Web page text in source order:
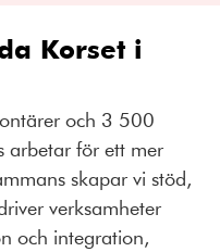
Korset i
och 3 500
arbetar för ett mer
skapar vi stöd,
verksamheter
och integration,